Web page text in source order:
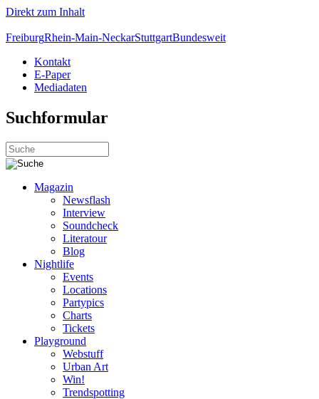
Direkt zum Inhalt
FreiburgRhein-Main-NeckarStuttgartBundesweit
Kontakt
E-Paper
Mediadaten
Suchformular
Magazin
Newsflash
Interview
Soundcheck
Literatour
Blog
Nightlife
Events
Locations
Partypics
Charts
Tickets
Playground
Webstuff
Urban Art
Win!
Trendspotting